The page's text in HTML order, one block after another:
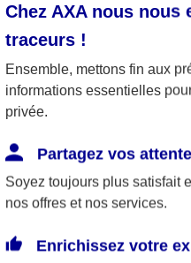
Chez AXA nous
traceurs !
Ensemble, mettons fin aux
informations essentielles
privée.
Partagez vos
Soyez toujours plus satisfait
nos offres et nos services.
Enrichissez votre